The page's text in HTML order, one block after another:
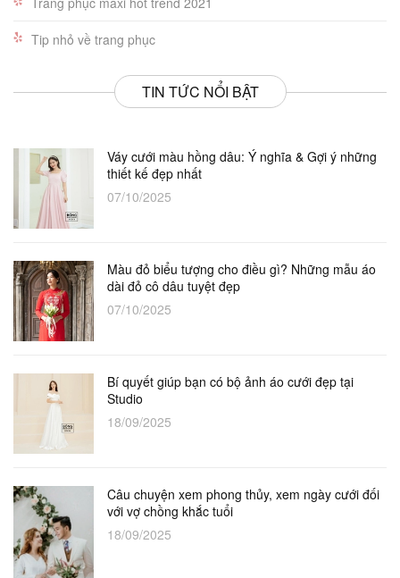
Tip nhỏ về trang phục
TIN TỨC NỔI BẬT
Váy cưới màu hồng dâu: Ý nghĩa & Gợi ý những
thiết kế đẹp nhất
07/10/2025
Màu đỏ biểu tượng cho điều gì? Những mẫu áo
dài đỏ cô dâu tuyệt đẹp
07/10/2025
Bí quyết giúp bạn có bộ ảnh áo cưới đẹp tại
Studio
18/09/2025
Câu chuyện xem phong thủy, xem ngày cưới đối
với vợ chồng khắc tuổi
18/09/2025